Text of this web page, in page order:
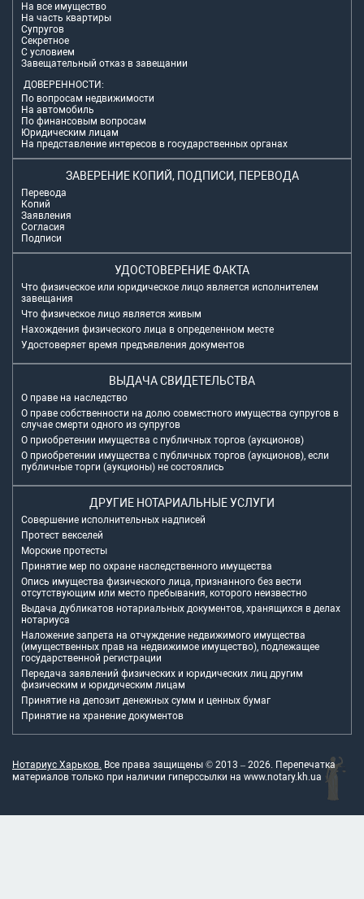
На все имущество
На часть квартиры
Супругов
Секретное
С условием
Завещательный отказ в завещании
ДОВЕРЕННОСТИ:
По вопросам недвижимости
На автомобиль
По финансовым вопросам
Юридическим лицам
На представление интересов в государственных органах
ЗАВЕРЕНИЕ КОПИЙ, ПОДПИСИ, ПЕРЕВОДА
Перевода
Копий
Заявления
Согласия
Подписи
УДОСТОВЕРЕНИЕ ФАКТА
Что физическое или юридическое лицо является исполнителем
завещания
Что физическое лицо является живым
Нахождения физического лица в определенном месте
Удостоверяет время предъявления документов
ВЫДАЧА СВИДЕТЕЛЬСТВА
О праве на наследство
О праве собственности на долю совместного имущества супругов в
случае смерти одного из супругов
О приобретении имущества с публичных торгов (аукционов)
О приобретении имущества с публичных торгов (аукционов), если
публичные торги (аукционы) не состоялись
ДРУГИЕ НОТАРИАЛЬНЫЕ УСЛУГИ
Совершение исполнительных надписей
Протест векселей
Морские протесты
Принятие мер по охране наследственного имущества
Опись имущества физического лица, признанного без вести
отсутствующим или место пребывания, которого неизвестно
Выдача дубликатов нотариальных документов, хранящихся в делах
нотариуса
Наложение запрета на отчуждение недвижимого имущества
(имущественных прав на недвижимое имущество), подлежащее
государственной регистрации
Передача заявлений физических и юридических лиц другим
физическим и юридическим лицам
Принятие на депозит денежных сумм и ценных бумаг
Принятие на хранение документов
Нотариус Харьков. Все права защищены © 2013 – 2026. Перепечатка
материалов только при наличии гиперссылки на www.notary.kh.ua